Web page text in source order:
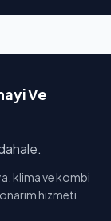
Ve
klima ve kombi
hizmeti